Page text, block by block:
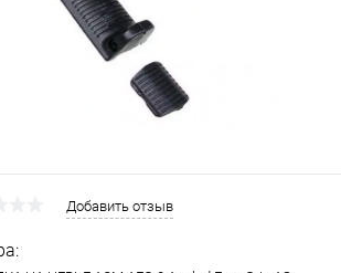
Добавить отзыв